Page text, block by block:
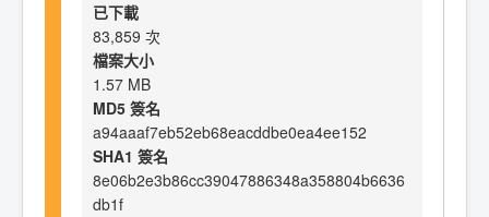
已下載
83,859 次
檔案大小
1.57 MB
MD5 簽名
a94aaaf7eb52eb68eacddbe0ea4ee152
SHA1 簽名
8e06b2e3b86cc39047886348a358804b6636
db1f